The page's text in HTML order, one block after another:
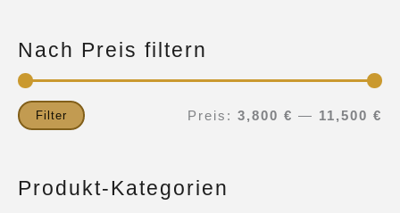
Nach Preis filtern
Filter Preis: 3,800 € — 11,500 €
Produkt-Kategorien